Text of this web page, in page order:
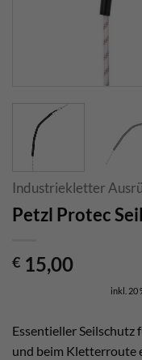
Industriekletter
Petzl Protec
€ 15,00
inkl. 20
Essentieller
und beim Kletterroute